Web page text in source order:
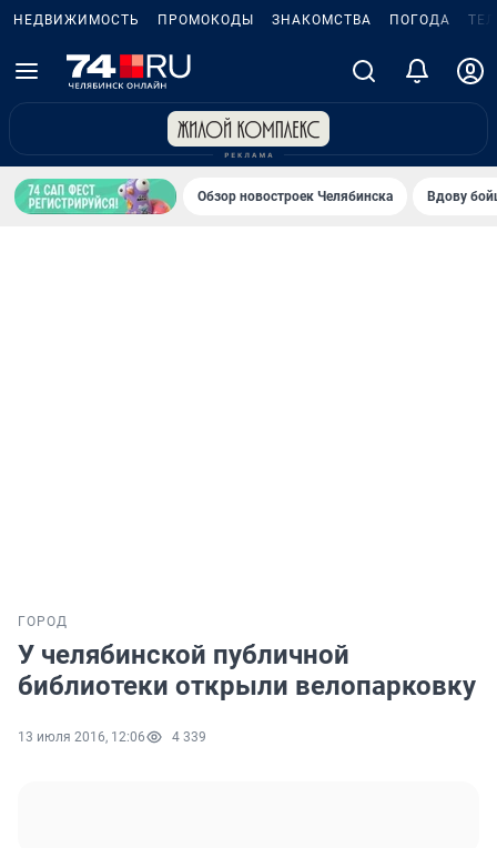
НЕДВИЖИМОСТЬ ПРОМОКОДЫ ЗНАКОМСТВА ПОГОДА
Обзор новостроек Челябинска Вдову
ГОРОД
У челябинской публичной
библиотеки открыли велопарковку
13 июля 2016, 12:06 4 339